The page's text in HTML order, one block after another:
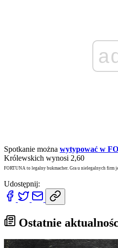
Spotkanie można wytypować w
Królewskich wynosi 2,60
FORTUNA to legalny bukmacher. Gra u nielegalnych firm
Udostępnij:
Ostatnie